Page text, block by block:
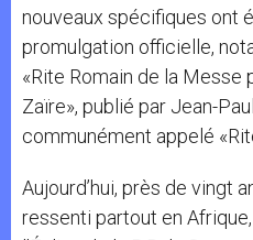
nouveaux spécifiques ont
promulgation officielle,
«Rite Romain de la Messe
Zaïre», publié par Jean-
communément appelé
Aujourd’hui, près de vingt
ressenti partout en